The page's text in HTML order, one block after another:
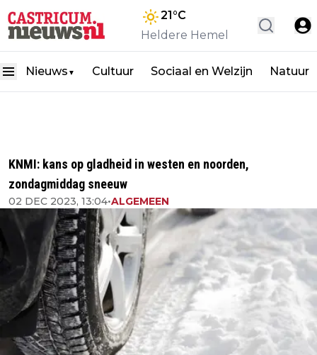
21°C
Heldere Hemel
Nieuws ▼ Cultuur Sociaal en Welzijn Natuur
KNMI: kans op gladheid in westen en noorden,
zondagmiddag sneeuw
02 DEC 2023, 13:04•ALGEMEEN